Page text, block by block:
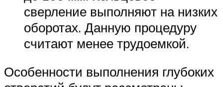
сверление выполняют на низких
оборотах. Данную процедуру
считают менее трудоемкой.
Особенности выполнения глубоких